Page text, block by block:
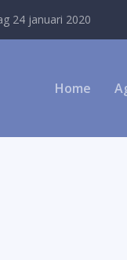
24 januari 2020
Home